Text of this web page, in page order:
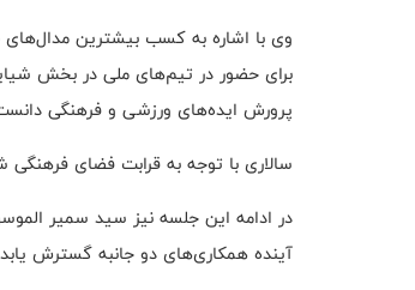
وی با اشاره به کسب بیشترین
برای حضور در تیم‌های ملی در بخش
پرورش ایده‌های ورزشی و فرهنگی
سالاری با توجه به قرابت فضای فرهنگی
در ادامه این جلسه نیز سید سمیر
آینده همکاری‌های دو جانبه گسترش